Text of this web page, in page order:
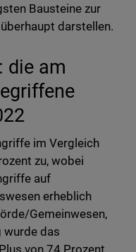
Bausteine zur
darstellen.
die am
im Vergleich
zu, wobei
auf
erheblich
Gemeinwesen,
wurde das